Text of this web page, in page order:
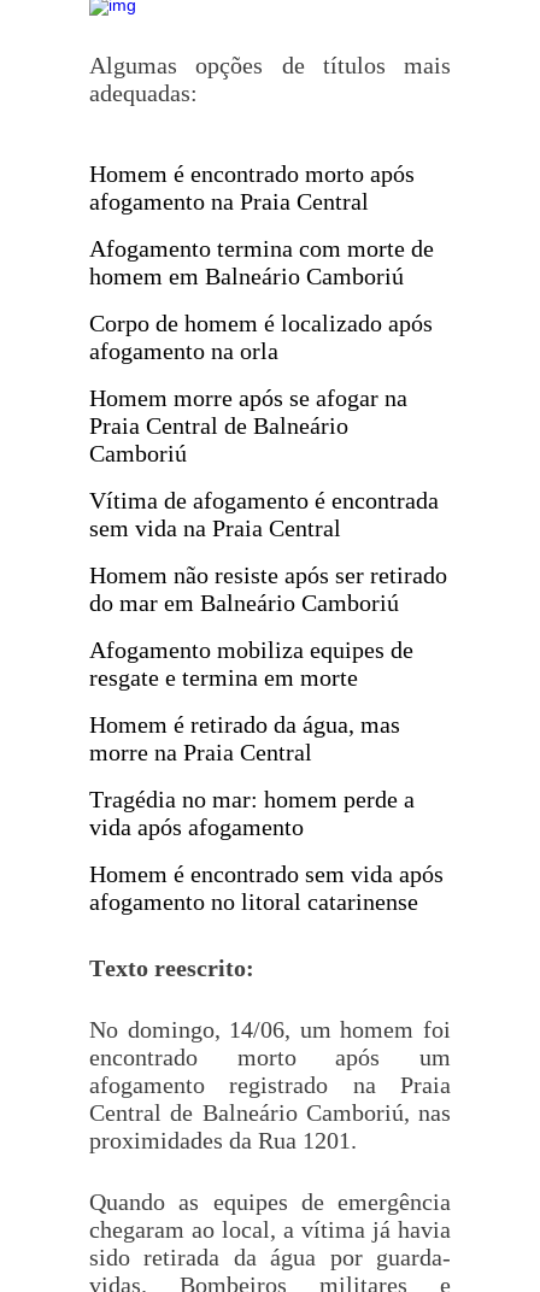
Algumas opções de títulos mais
adequadas:
Homem é encontrado morto após
afogamento na Praia Central
Afogamento termina com morte de
homem em Balneário Camboriú
Corpo de homem é localizado após
afogamento na orla
Homem morre após se afogar na
Praia Central de Balneário
Camboriú
Vítima de afogamento é encontrada
sem vida na Praia Central
Homem não resiste após ser retirado
do mar em Balneário Camboriú
Afogamento mobiliza equipes de
resgate e termina em morte
Homem é retirado da água, mas
morre na Praia Central
Tragédia no mar: homem perde a
vida após afogamento
Homem é encontrado sem vida após
afogamento no litoral catarinense
Texto reescrito:
No domingo, 14/06, um homem foi
encontrado morto após um
afogamento registrado na Praia
Central de Balneário Camboriú, nas
proximidades da Rua 1201.
Quando as equipes de emergência
chegaram ao local, a vítima já havia
sido retirada da água por guarda-
vidas. Bombeiros militares e